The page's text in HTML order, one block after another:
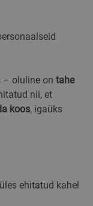
– oluline on tahe
nii, et
koos, igaüks
ehitatud kahel